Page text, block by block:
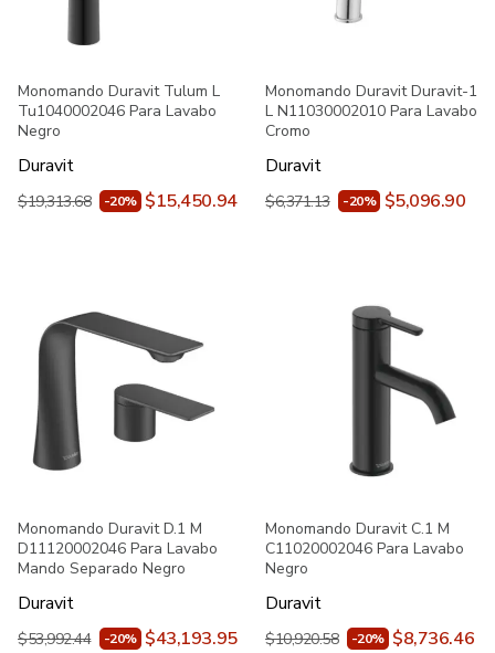
Monomando Duravit Tulum L
Tu1040002046 Para Lavabo
Negro
Duravit
$19,313.68 -20% $15,450.94
Monomando Duravit Duravit-1
L N11030002010 Para Lavabo
Cromo
Duravit
$6,371.13 -20% $5,096.90
Monomando Duravit D.1 M
D11120002046 Para Lavabo
Mando Separado Negro
Duravit
$53,992.44 -20% $43,193.95
Monomando Duravit C.1 M
C11020002046 Para Lavabo
Negro
Duravit
$10,920.58 -20% $8,736.46